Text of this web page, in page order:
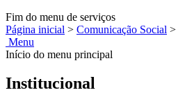
Fim do menu de serviços
Página inicial > Comunicação Social >
Menu
Início do menu principal
Institucional